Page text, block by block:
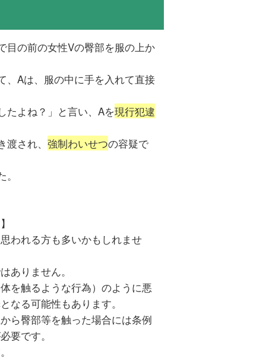
目の前の女性Vの臀部を服の上か
、Aは、服の中に手を入れて直接
たよね？」と言い、Aを現行犯逮
され、 強制わいせつの容疑で
われる方も多いかもしれませ
ありません。
を触るような行為）のように悪
なる可能性もあります。
ら臀部等を触った場合には条例
要です。